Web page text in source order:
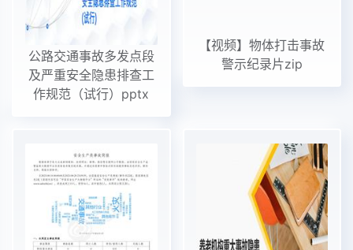
公路交通事故多发点段
及严重安全隐患排查工
作规范（试行）pptx
【视频】物体打击事故
警示纪录片zip